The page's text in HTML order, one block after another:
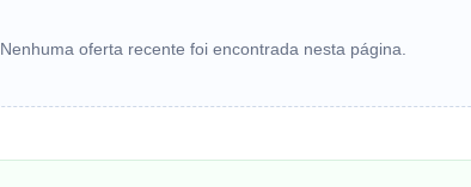
Nenhuma oferta recente foi encontrada nesta página.